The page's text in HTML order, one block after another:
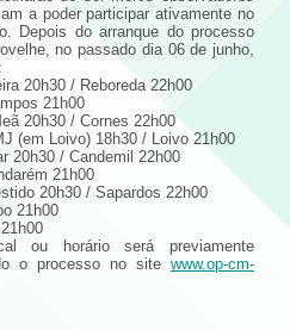
a poder participar ativamente no
Depois do arranque do processo
no passado dia 06 de junho,
20h30 / Reboreda 22h00
21h00
20h30 / Cornes 22h00
(em Loivo) 18h30 / Loivo 21h00
20h30 / Candemil 22h00
21h00
20h30 / Sapardos 22h00
21h00
ou horário será previamente
o processo no site www.op-cm-